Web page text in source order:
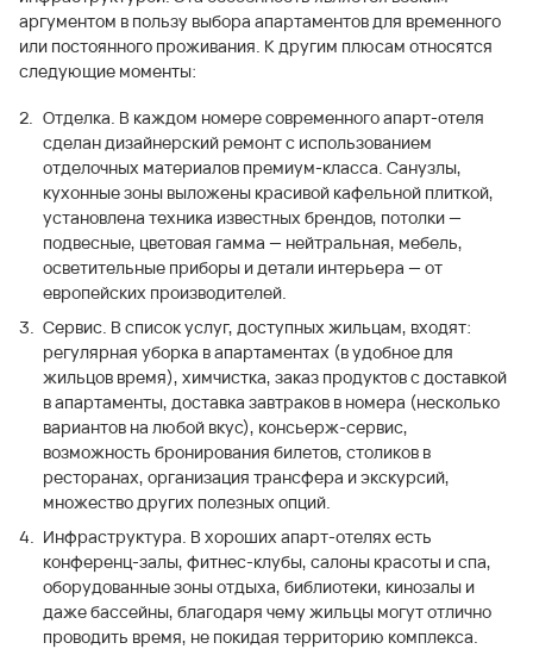
аргументом в пользу выбора апартаментов для временного
или постоянного проживания. К другим плюсам относятся
следующие моменты:
Отделка. В каждом номере современного апарт-отеля
сделан дизайнерский ремонт с использованием
отделочных материалов премиум-класса. Санузлы,
кухонные зоны выложены красивой кафельной плиткой,
установлена техника известных брендов, потолки —
подвесные, цветовая гамма — нейтральная, мебель,
осветительные приборы и детали интерьера — от
европейских производителей.
Сервис. В список услуг, доступных жильцам, входят:
регулярная уборка в апартаментах (в удобное для
жильцов время), химчистка, заказ продуктов с доставкой
в апартаменты, доставка завтраков в номера (несколько
вариантов на любой вкус), консьерж-сервис,
возможность бронирования билетов, столиков в
ресторанах, организация трансфера и экскурсий,
множество других полезных опций.
Инфраструктура. В хороших апарт-отелях есть
конференц-залы, фитнес-клубы, салоны красоты и спа,
оборудованные зоны отдыха, библиотеки, кинозалы и
даже бассейны, благодаря чему жильцы могут отлично
проводить время, не покидая территорию комплекса.